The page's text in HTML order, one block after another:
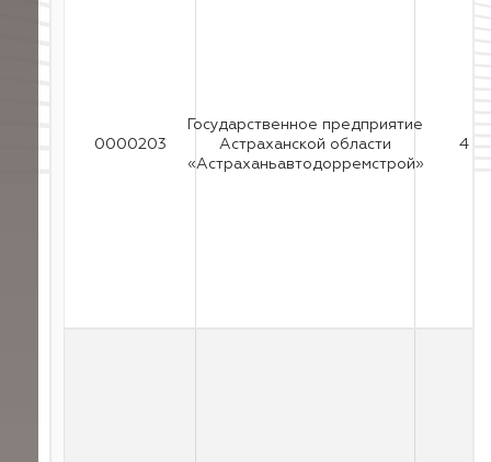
0000203
Государственное предприятие
Астраханской области
«Астраханьавтодорремстрой»
4